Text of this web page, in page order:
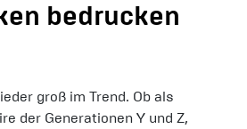
bedrucken
groß im Trend. Ob als
der Generationen Y und Z,